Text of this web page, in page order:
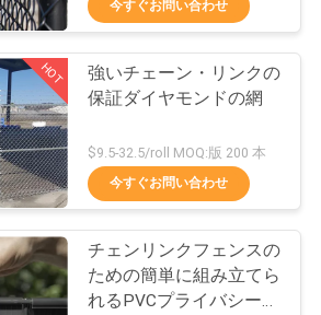
ーメッシュ
73
今すぐお問い合わせ
HOT
強いチェーン・リンクの
保証ダイヤモンドの網
$9.5-32.5/roll MOQ:版 200 本
今すぐお問い合わせ
チェンリンクフェンスの
ための簡単に組み立てら
れるPVCプライバシース